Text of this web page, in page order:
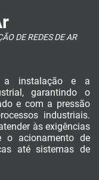
DE REDES DE AR
a instalação e a
garantindo o
e com a pressão
industriais.
às exigências
o acionamento de
até sistemas de